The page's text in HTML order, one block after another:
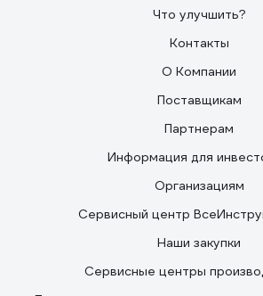
Что улучшить?
Контакты
О Компании
Поставщикам
Партнерам
Информация для
Организациям
Сервисный центр
Наши закупки
Сервисные центры